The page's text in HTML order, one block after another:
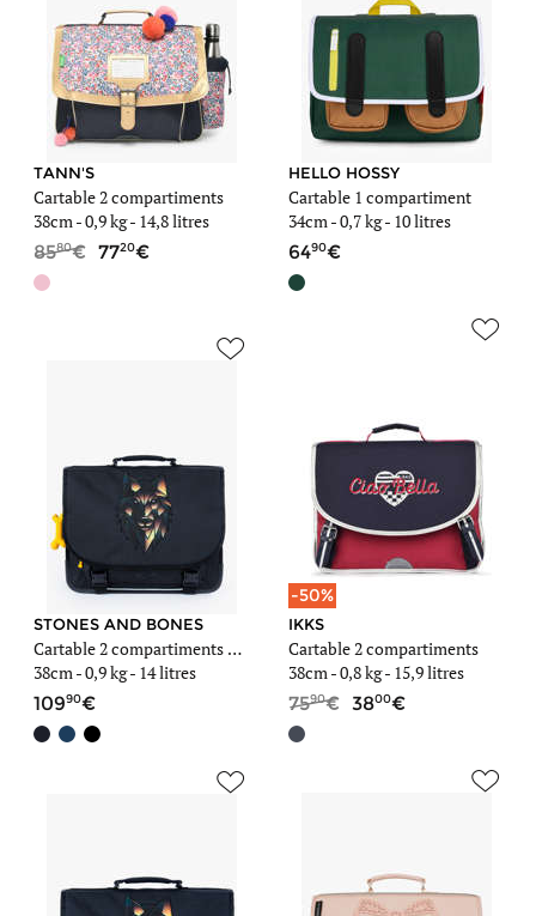
TANN'S
Cartable 2 compartiments
38cm -0,9 kg- 14,8 litres
8580 7720
HELLO HOSSY
Cartable 1 compartiment
34cm -0,7 kg- 10 litres
6490
STONES AND BONES
Cartable 2 compartiments Lily Boys
38cm -0,9 kg- 14 litres
10990
-50%
IKKS
Cartable 2 compartiments
38cm -0,8 kg- 15,9 litres
7590 3800